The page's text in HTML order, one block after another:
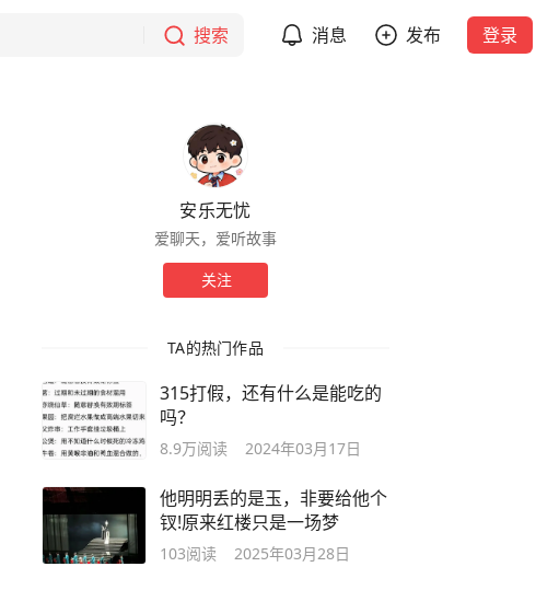
搜索 消息 发布 登录
安乐无忧
爱聊天，爱听故事
关注
TA的热门作品
315打假，还有什么是能吃的
吗？
8.9万阅读 2024年03月17日
他明明丢的是玉，非要给他个
钗!原来红楼只是一场梦
103阅读 2025年03月28日